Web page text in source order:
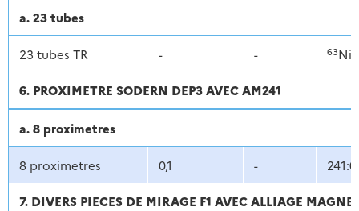
a. 23 tubes
23 tubes TR - - 63Ni
6. PROXIMETRE SODERN DEP3 AVEC AM241
a. 8 proximetres
8 proximetres 0,1 -
7. DIVERS PIECES DE MIRAGE F1 AVEC ALLIAGE